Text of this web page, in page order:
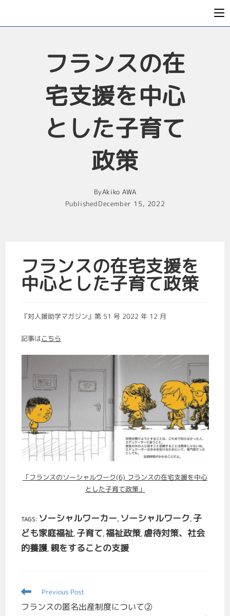
フランスの在
宅支援を中心
とした子育て
政策
ByAkiko AWA
PublishedDecember 15, 2022
フランスの在宅支援を
中心とした子育て政策
『対人援助学マガジン』第 51 号 2022 年 12 月
記事はこちら
「フランスのソーシャルワーク(6) フランスの在宅支援を中心
とした子育て政策」
TAGS: ソーシャルワーカー, ソーシャルワーク, 子
ども家庭福祉, 子育て, 福祉政策, 虐待対策、社会
的養護, 親をすることの支援
Previous Post
フランスの匿名出産制度について②